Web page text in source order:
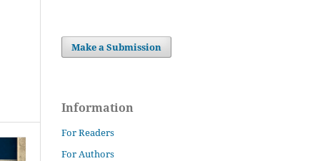
Make a Submission
Information
For Readers
For Authors